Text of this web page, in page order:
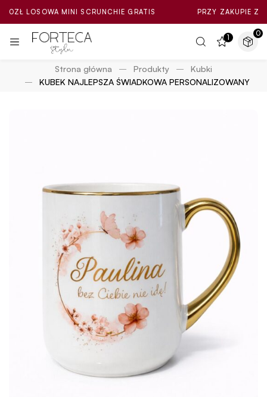
MINI SCRUNCHIE GRATIS PRZY ZAKUPIE ZA MIN.
1 0
Strona główna Produkty
Kubki
KUBEK NAJLEPSZA ŚWIADKOWA PERSONALIZOWANY